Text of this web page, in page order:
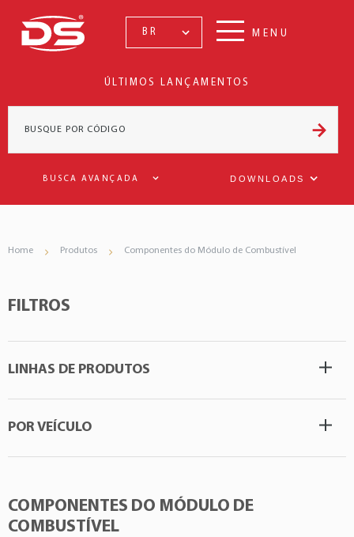
BR MENU
ÚLTIMOS LANÇAMENTOS
BUSCA AVANÇADA DOWNLOADS
Home Produtos Componentes do Módulo de Combustível
FILTROS
LINHAS DE PRODUTOS
POR VEÍCULO
COMPONENTES DO MÓDULO DE
COMBUSTÍVEL